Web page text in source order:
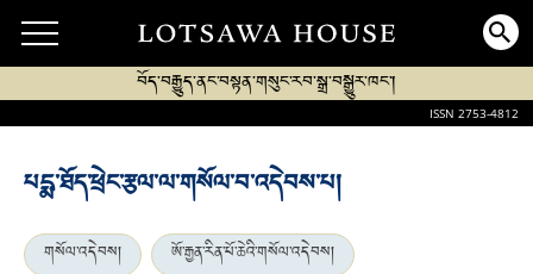
བོད་བརྒྱུད་ནང་བསྟན་གསུང་རབ་སྒྲ་བསྒྱུར་ཁང་།
ISSN 2753-4812
པདྨ་ཐོད་ཕྲེང་རྩལ་ལ་གསོལ་བ་འདེབས་པ།
གསོལ་འདེབས།
ཨོ་རྒྱན་རིན་པོ་ཆེའི་གསོལ་འདེབས།